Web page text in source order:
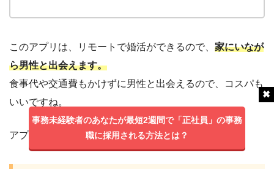
このアプリは、リモートで婚活ができるので、 家にいなが
ら男性と出会えます。
食事代や交通費もかけずに男性と出会えるので、コスパも
いいですね。
アプリ内には、
事務未経験者のあなたが最短2週間で「正社員」の事務
職に採用される方法とは？